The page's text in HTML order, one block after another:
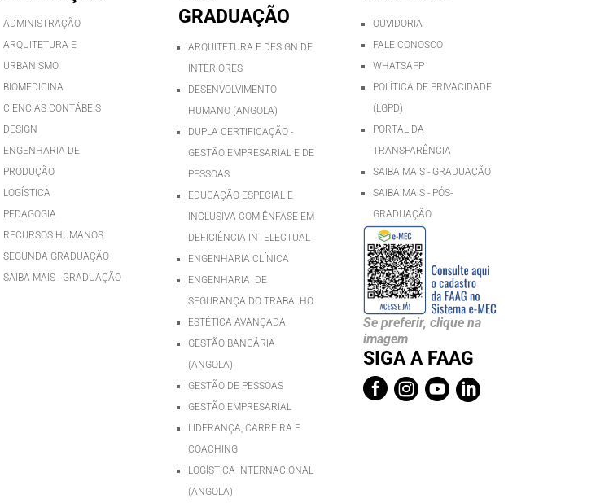
ADMINISTRAÇÃO
ARQUITETURA E
URBANISMO
BIOMEDICINA
CIENCIAS CONTÁBEIS
DESIGN
ENGENHARIA DE
PRODUÇÃO
LOGÍSTICA
PEDAGOGIA
RECURSOS HUMANOS
SEGUNDA GRADUAÇÃO
SAIBA MAIS - GRADUAÇÃO
GRADUAÇÃO
ARQUITETURA E DESIGN DE
INTERIORES
DESENVOLVIMENTO
HUMANO (ANGOLA)
DUPLA CERTIFICAÇÃO -
GESTÃO EMPRESARIAL E DE
PESSOAS
EDUCAÇÃO ESPECIAL E
INCLUSIVA COM ÊNFASE EM
DEFICIÊNCIA INTELECTUAL
ENGENHARIA CLÍNICA
ENGENHARIA DE
SEGURANÇA DO TRABALHO
ESTÉTICA AVANÇADA
GESTÃO BANCÁRIA
(ANGOLA)
GESTÃO DE PESSOAS
GESTÃO EMPRESARIAL
LIDERANÇA, CARREIRA E
COACHING
LOGÍSTICA INTERNACIONAL
(ANGOLA)
OUVIDORIA
FALE CONOSCO
WHATSAPP
POLÍTICA DE PRIVACIDADE
(LGPD)
PORTAL DA
TRANSPARÊNCIA
SAIBA MAIS - GRADUAÇÃO
SAIBA MAIS - PÓS-
GRADUAÇÃO
Se preferir, clique na
imagem
SIGA A FAAG
   